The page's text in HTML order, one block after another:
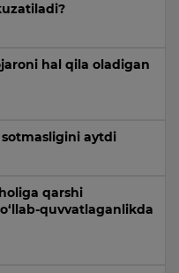
hal qila oladigan
aytdi
qarshi
quvvatlaganlikda